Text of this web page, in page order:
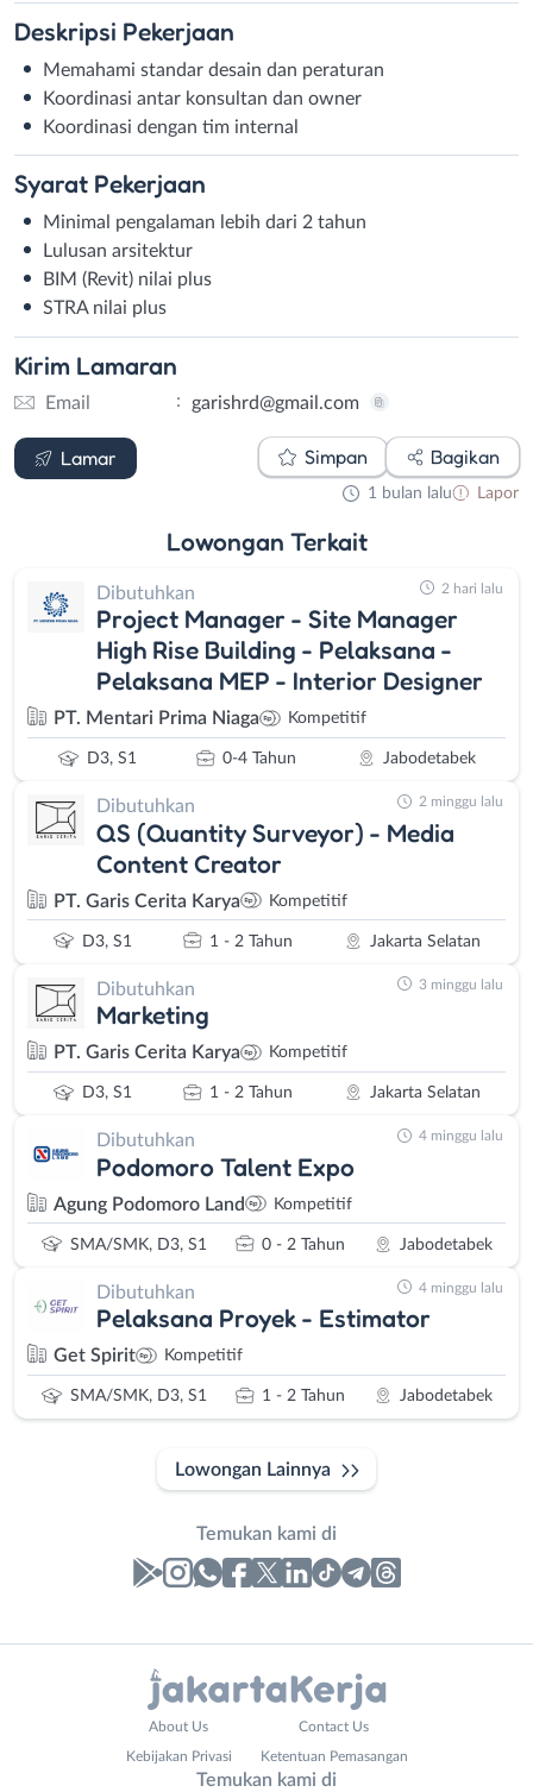
Deskripsi Pekerjaan
Memahami standar desain dan peraturan
Koordinasi antar konsultan dan owner
Koordinasi dengan tim internal
Syarat Pekerjaan
Minimal pengalaman lebih dari 2 tahun
Lulusan arsitektur
BIM (Revit) nilai plus
STRA nilai plus
Kirim Lamaran
Email : garishrd@gmail.com
Lamar
Email
Simpan Bagikan
1 bulan lalu Lapor
Lowongan Terkait
Dibutuhkan
Project Manager - Site Manager
High Rise Building - Pelaksana -
Pelaksana MEP - Interior Designer
PT. Mentari Prima Niaga Kompetitif
D3, S1 0-4 Tahun Jabodetabek
2 hari lalu
Dibutuhkan
QS (Quantity Surveyor) - Media
Content Creator
PT. Garis Cerita Karya Kompetitif
D3, S1 1 - 2 Tahun Jakarta Selatan
2 minggu lalu
Dibutuhkan
Marketing
PT. Garis Cerita Karya Kompetitif
D3, S1 1 - 2 Tahun Jakarta Selatan
3 minggu lalu
Dibutuhkan
Podomoro Talent Expo
Agung Podomoro Land Kompetitif
SMA/SMK, D3, S1 0 - 2 Tahun Jabodetabek
4 minggu lalu
Dibutuhkan
Pelaksana Proyek - Estimator
Get Spirit Kompetitif
SMA/SMK, D3, S1 1 - 2 Tahun Jabodetabek
4 minggu lalu
Lowongan Lainnya
Temukan kami di
About Us Contact Us
Kebijakan Privasi Ketentuan Pemasangan
Temukan kami di